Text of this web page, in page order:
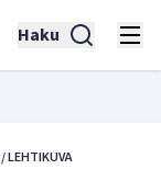
Haku
LEHTIKUVA